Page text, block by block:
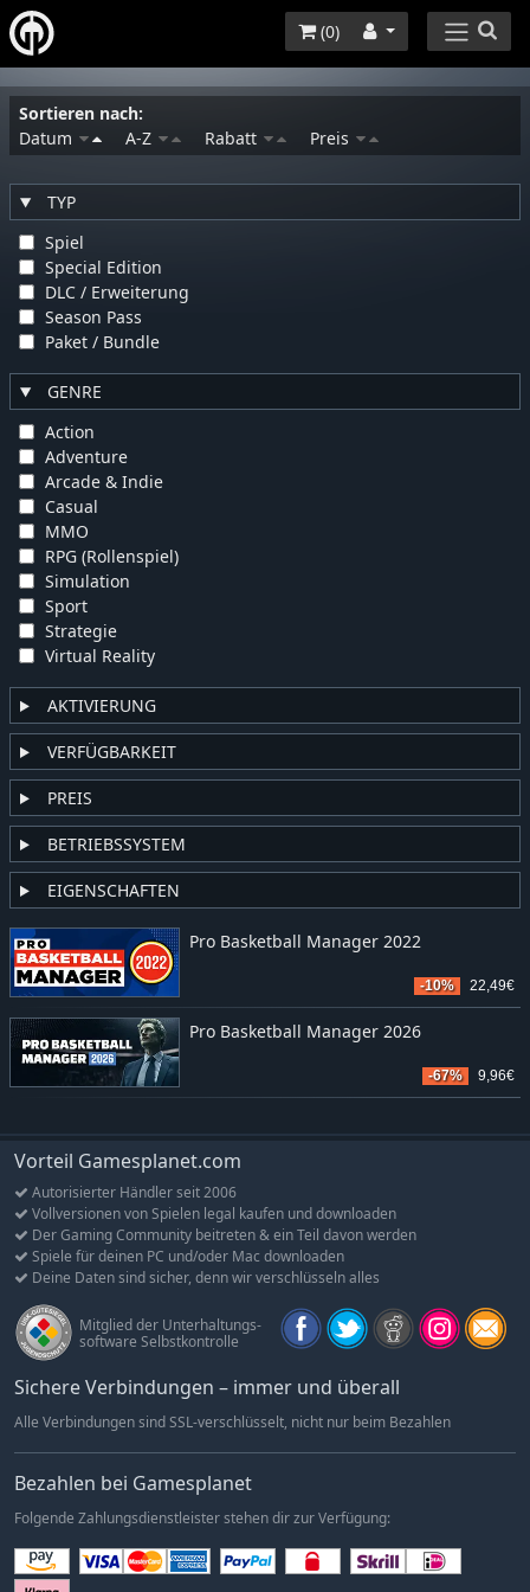
(0)
Sortieren nach:
Datum
A-Z Rabatt Preis
Pro Basketball Manager 2022
-10% 22,49€
Pro Basketball Manager 2026
-67% 9,96€
TYP
Spiel
Special Edition
DLC / Erweiterung
Season Pass
Paket / Bundle
GENRE
Action
Adventure
Arcade & Indie
Casual
MMO
RPG (Rollenspiel)
Simulation
Sport
Strategie
Virtual Reality
AKTIVIERUNG
VERFÜGBARKEIT
PREIS
BETRIEBSSYSTEM
EIGENSCHAFTEN
Vorteil Gamesplanet.com
Autorisierter Händler seit 2006
Vollversionen von Spielen legal kaufen und downloaden
Der Gaming Community beitreten & ein Teil davon werden
Spiele für deinen PC und/oder Mac downloaden
Deine Daten sind sicher, denn wir verschlüsseln alles
Mitglied der Unterhaltungs-
software Selbstkontrolle
Sichere Verbindungen – immer und überall
Alle Verbindungen sind SSL-verschlüsselt, nicht nur beim Bezahlen
Bezahlen bei Gamesplanet
Folgende Zahlungsdienstleister stehen dir zur Verfügung: